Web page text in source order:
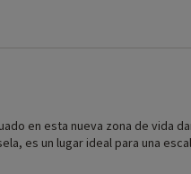
en esta nueva zona de vida
es un lugar ideal para una